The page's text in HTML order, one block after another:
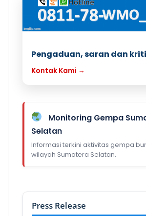
Pengaduan, saran dan
Kontak Kami →
Monitoring Gempa
Selatan
Informasi terkini aktivitas gempa
wilayah Sumatera Selatan.
Press Release